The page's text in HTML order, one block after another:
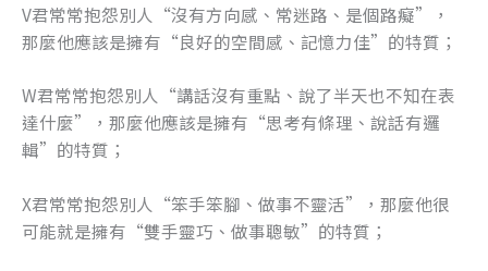
V君常常抱怨別人“沒有方向感、常迷路、是個路癡”，
那麼他應該是擁有“良好的空間感、記憶力佳”的特質；
W君常常抱怨別人“講話沒有重點、說了半天也不知在表
達什麼”，那麼他應該是擁有“思考有條理、說話有邏
輯”的特質；
X君常常抱怨別人“笨手笨腳、做事不靈活”，那麼他很
可能就是擁有“雙手靈巧、做事聰敏”的特質；